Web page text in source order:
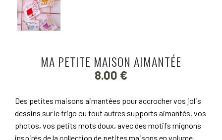
MA PETITE MAISON AIMANTÉE
8.00 €
Des petites maisons aimantées pour accrocher vos jolis
dessins sur le frigo ou tout autres supports aimantés, vos
photos, vos petits mots doux, avec des motifs mignons
inspirés de la collection de petites maisons en volume.